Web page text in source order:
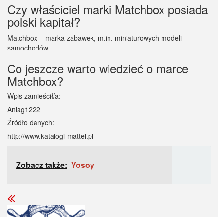
Czy właściciel marki Matchbox posiada
polski kapitał?
Matchbox – marka zabawek, m.in. miniaturowych modeli
samochodów.
Co jeszcze warto wiedzieć o marce
Matchbox?
Wpis zamieścił/a:
Aniag1222
Źródło danych:
http://www.katalogi-mattel.pl
Zobacz także: Yosoy